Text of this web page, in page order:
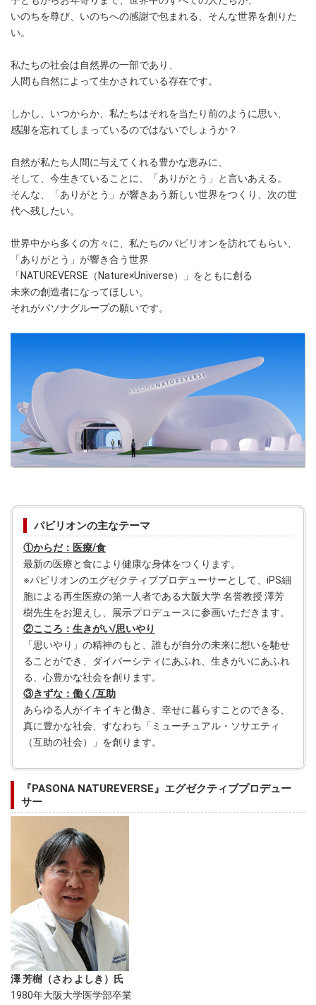
いのちを尊び、いのちへの感謝で包まれる、そんな世界を創りた
い。
私たちの社会は自然界の一部であり、
人間も自然によって生かされている存在です。
しかし、いつからか、私たちはそれを当たり前のように思い、
感謝を忘れてしまっているのではないでしょうか？
自然が私たち人間に与えてくれる豊かな恵みに、
そして、今生きていることに、「ありがとう」と言いあえる。
そんな、「ありがとう」が響きあう新しい世界をつくり、次の世
代へ残したい。
世界中から多くの方々に、私たちのパビリオンを訪れてもらい、
「ありがとう」が響き合う世界
「NATUREVERSE（Nature×Universe）」をともに創る
未来の創造者になってほしい。
それがパソナグループの願いです。
パビリオンの主なテーマ
①からだ：医療/食
最新の医療と食により健康な身体をつくります。
※パビリオンのエグゼクティブプロデューサーとして、iPS細
胞による再生医療の第一人者である大阪大学 名誉教授 澤芳
樹先生をお迎えし、展示プロデュースに参画いただきます。
②こころ：生きがい/思いやり
「思いやり」の精神のもと、誰もが自分の未来に想いを馳せ
ることができ、ダイバーシティにあふれ、生きがいにあふれ
る、心豊かな社会を創ります。
③きずな：働く/互助
あらゆる人がイキイキと働き、幸せに暮らすことのできる、
真に豊かな社会、すなわち「ミューチュアル・ソサエティ
（互助の社会）」を創ります。
『PASONA NATUREVERSE』エグゼクティブプロデュー
サー
澤 芳樹（さわ よしき）氏
1980年大阪大学医学部卒業